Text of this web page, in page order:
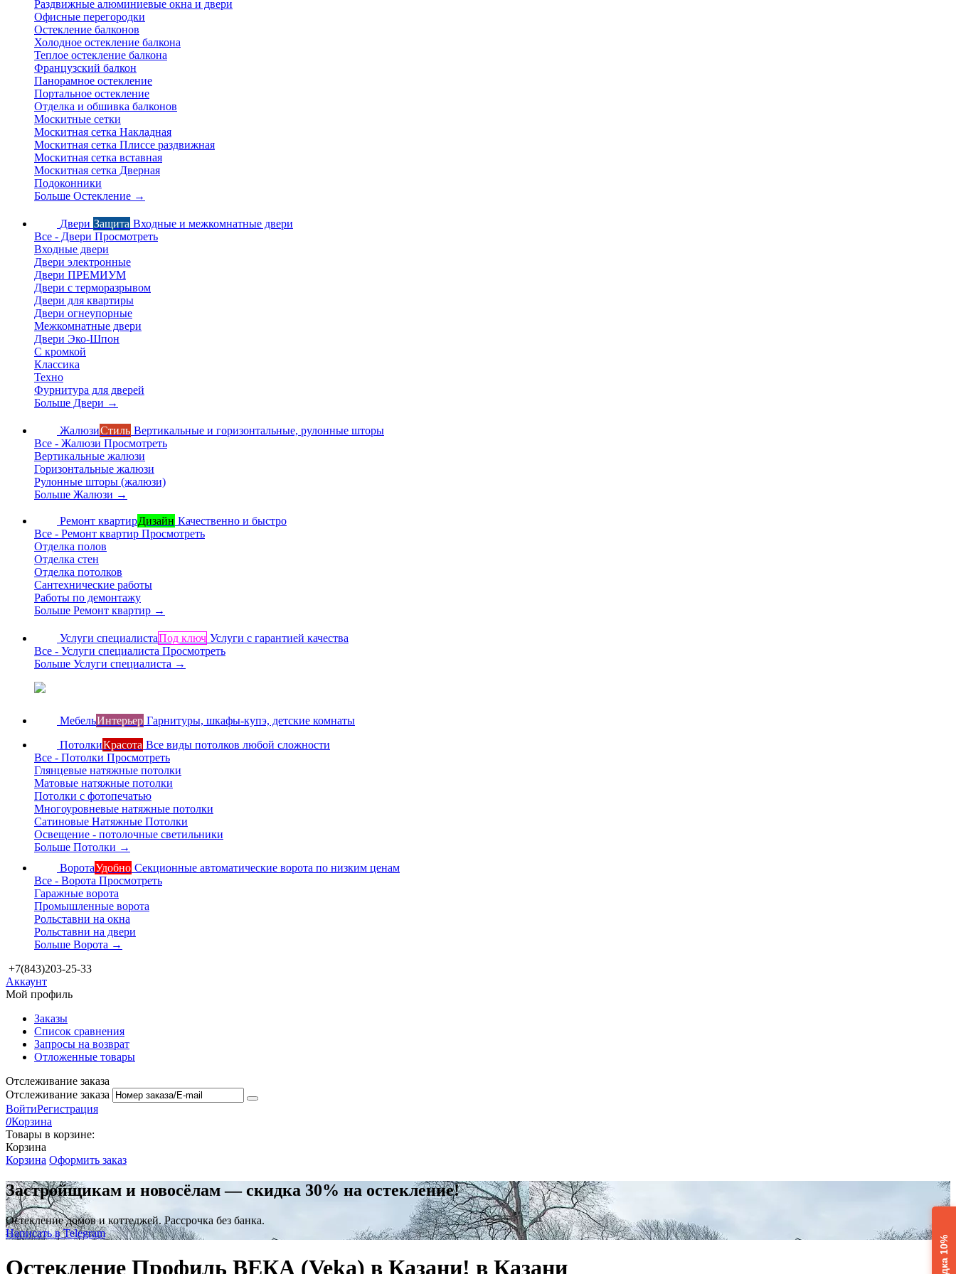
Раздвижные алюминиевые окна и двери
Офисные перегородки
Остекление балконов
Холодное остекление балкона
Теплое остекление балкона
Французский балкон
Панорамное остекление
Портальное остекление
Отделка и обшивка балконов
Москитные сетки
Москитная сетка Накладная
Москитная сетка Плиссе раздвижная
Москитная сетка вставная
Москитная сетка Дверная
Подоконники
Больше Остекление →
Двери Защита Входные и межкомнатные двери
Все - Двери Просмотреть
Входные двери
Двери электронные
Двери ПРЕМИУМ
Двери с терморазрывом
Двери для квартиры
Двери огнеупорные
Межкомнатные двери
Двери Эко-Шпон
С кромкой
Классика
Техно
Фурнитура для дверей
Больше Двери →
ЖалюзиСтиль Вертикальные и горизонтальные, рулонные шторы
Все - Жалюзи Просмотреть
Вертикальные жалюзи
Горизонтальные жалюзи
Рулонные шторы (жалюзи)
Больше Жалюзи →
Ремонт квартирДизайн Качественно и быстро
Все - Ремонт квартир Просмотреть
Отделка полов
Отделка стен
Отделка потолков
Сантехнические работы
Работы по демонтажу
Больше Ремонт квартир →
Услуги специалистаПод ключ Услуги с гарантией качества
Все - Услуги специалиста Просмотреть
Больше Услуги специалиста →
МебельИнтерьер Гарнитуры, шкафы-купэ, детские комнаты
ПотолкиКрасота Все виды потолков любой сложности
Все - Потолки Просмотреть
Глянцевые натяжные потолки
Матовые натяжные потолки
Потолки с фотопечатью
Многоуровневые натяжные потолки
Сатиновые Натяжные Потолки
Освещение - потолочные светильники
Больше Потолки →
ВоротаУдобно Секционные автоматические ворота по низким ценам
Все - Ворота Просмотреть
Гаражные ворота
Промышленные ворота
Рольставни на окна
Рольставни на двери
Больше Ворота →
+7(843)203-25-33
Аккаунт
Мой профиль
Заказы
Список сравнения
Запросы на возврат
Отложенные товары
Отслеживание заказа
Отслеживание заказа
ВойтиРегистрация
0Корзина
Товары в корзине:
Корзина
Корзина Оформить заказ
Застройщикам и новосёлам — скидка 30% на остекление!
Остекление домов и коттеджей. Рассрочка без банка.
Написать в Telegram
Остекление Профиль ВЕКА (Veka) в Казани! в Казани